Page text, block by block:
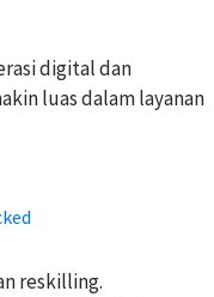
digital dan
luas dalam layanan
reskilling.